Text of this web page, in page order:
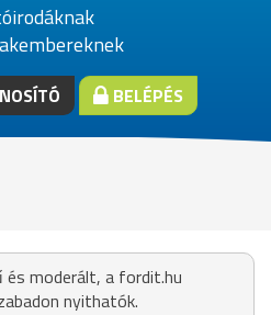
BELÉPÉS
moderált, a fordit.hu
nyithatók.